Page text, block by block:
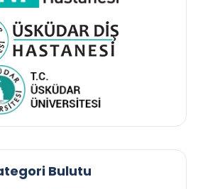
Bulutu